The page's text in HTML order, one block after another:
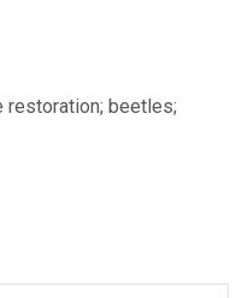
restoration; beetles;